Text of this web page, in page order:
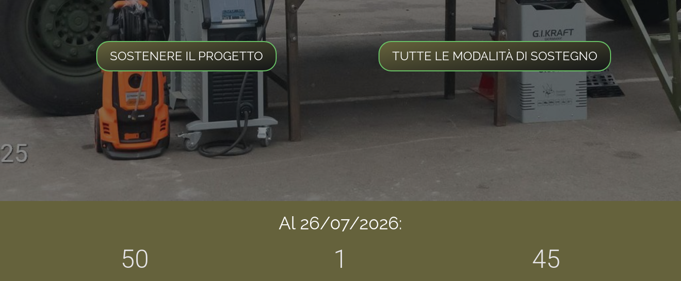
SOSTENERE IL PROGETTO TUTTE LE MODALITÀ DI SOSTEGNO
Al 26/07/2026:
50 1 45